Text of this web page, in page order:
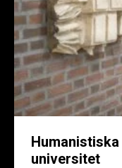
universitet